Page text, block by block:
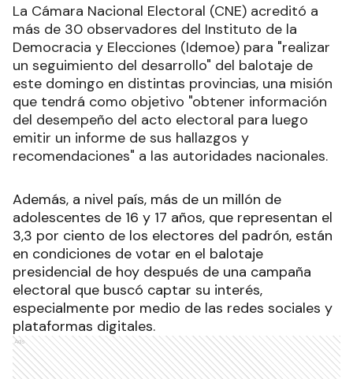
La Cámara Nacional Electoral (CNE) acreditó a
más de 30 observadores del Instituto de la
Democracia y Elecciones (Idemoe) para "realizar
un seguimiento del desarrollo" del balotaje de
este domingo en distintas provincias, una misión
que tendrá como objetivo "obtener información
del desempeño del acto electoral para luego
emitir un informe de sus hallazgos y
recomendaciones" a las autoridades nacionales.
Además, a nivel país, más de un millón de
adolescentes de 16 y 17 años, que representan el
3,3 por ciento de los electores del padrón, están
en condiciones de votar en el balotaje
presidencial de hoy después de una campaña
electoral que buscó captar su interés,
especialmente por medio de las redes sociales y
plataformas digitales.
Ads